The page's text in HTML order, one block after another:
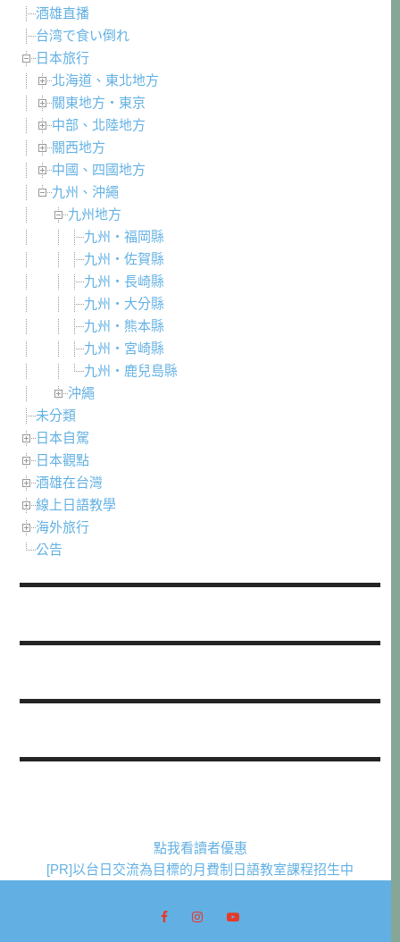
酒雄直播
台湾で食い倒れ
日本旅行
北海道、東北地方
關東地方・東京
中部、北陸地方
關西地方
中國、四國地方
九州、沖繩
九州地方
九州・福岡縣
九州・佐賀縣
九州・長崎縣
九州・大分縣
九州・熊本縣
九州・宮崎縣
九州・鹿兒島縣
沖繩
未分類
日本自駕
日本觀點
酒雄在台灣
線上日語教學
海外旅行
公告
點我看讀者優惠
[PR]以台日交流為目標的月費制日語教室課程招生中